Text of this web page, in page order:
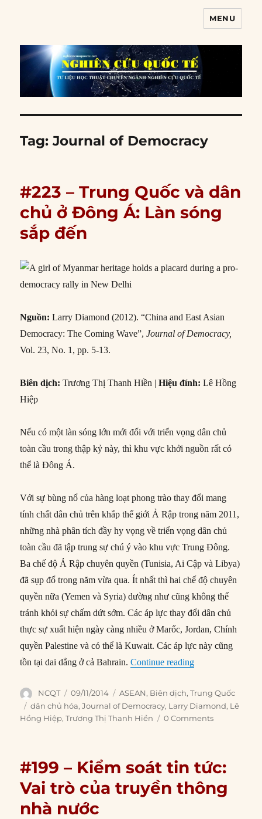
MENU
Tag:Journal of Democracy
#223 – Trung Quốc và dân
chủ ở Đông Á: Làn sóng
sắp đến
Nguồn: Larry Diamond (2012). “China and East Asian
Democracy: The Coming Wave”,Journal of Democracy,
Vol. 23, No. 1, pp. 5-13.
Biên dịch: Trương Thị Thanh Hiền |Hiệu đính: Lê Hồng
Hiệp
Nếu có một làn sóng lớn mới đối với triển vọng dân chủ
toàn cầu trong thập kỷ này, thì khu vực khởi nguồn rất có
thể là Đông Á.
Với sự bùng nổ của hàng loạt phong trào thay đổi mang
tính chất dân chủ trên khắp thế giới Ả Rập trong năm 2011,
những nhà phân tích đầy hy vọng về triển vọng dân chủ
toàn cầu đã tập trung sự chú ý vào khu vực Trung Đông.
Ba chế độ Ả Rập chuyên quyền (Tunisia, Ai Cập và Libya)
đã sụp đổ trong năm vừa qua. Ít nhất thì hai chế độ chuyên
quyền nữa (Yemen và Syria) dường như cũng không thể
tránh khỏi sự chấm dứt sớm. Các áp lực thay đổi dân chủ
thực sự xuất hiện ngày càng nhiều ở Marốc, Jordan, Chính
quyền Palestine và có thể là Kuwait. Các áp lực này cũng
tồn tại dai dẳng ở cả Bahrain.Continue reading“#223 – Trung
Author
NCQT
Posted
on
09/11/2014 Categories
ASEAN, Biên dịch,Trung Quốc
Tags
dân chủ hóa,Journal of Democracy, Larry Diamond, Lê
Hồng Hiệp,Trương Thị Thanh Hiền 0 Comments
#199 – Kiểm soát tin tức:
Vai trò của truyền thông
nhà nước